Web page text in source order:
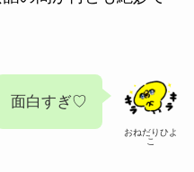
おねだりひよ
こ
面白すぎ♡